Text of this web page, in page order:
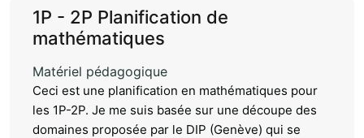
1P - 2P Planification de
mathématiques
Matériel pédagogique
Ceci est une planification en mathématiques pour
les 1P-2P. Je me suis basée sur une découpe des
domaines proposée par le DIP (Genève) qui se